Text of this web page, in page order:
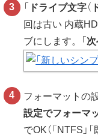
「 ドライブ文字（
回は古い 内蔵
ブにします。「
フォーマットの
設定でフォーマ
でOK（「NTFS」